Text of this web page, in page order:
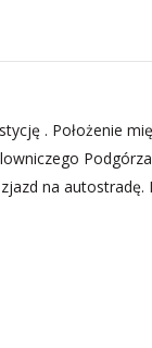
. Położenie
na autostradę.